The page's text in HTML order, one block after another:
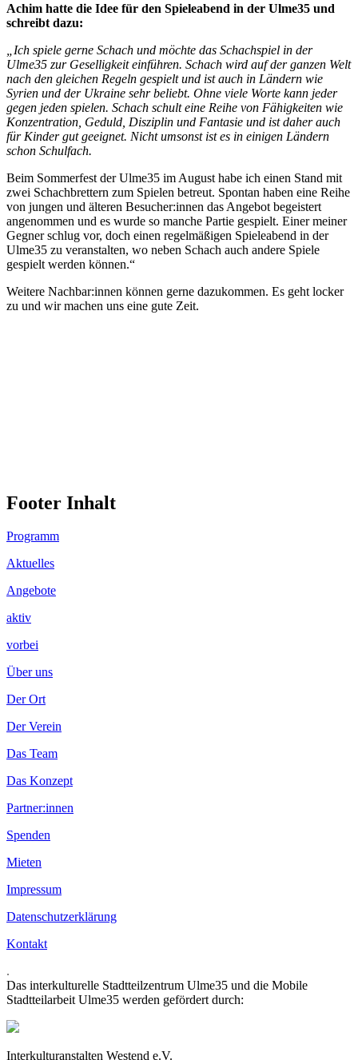
Achim hatte die Idee für den Spieleabend in der Ulme35 und
schreibt dazu:
„Ich spiele gerne Schach und möchte das Schachspiel in der
Ulme35 zur Geselligkeit einführen. Schach wird auf der ganzen Welt
nach den gleichen Regeln gespielt und ist auch in Ländern wie
Syrien und der Ukraine sehr beliebt. Ohne viele Worte kann jeder
gegen jeden spielen. Schach schult eine Reihe von Fähigkeiten wie
Konzentration, Geduld, Disziplin und Fantasie und ist daher auch
für Kinder gut geeignet. Nicht umsonst ist es in einigen Ländern
schon Schulfach.
Beim Sommerfest der Ulme35 im August habe ich einen Stand mit
zwei Schachbrettern zum Spielen betreut. Spontan haben eine Reihe
von jungen und älteren Besucher:innen das Angebot begeistert
angenommen und es wurde so manche Partie gespielt. Einer meiner
Gegner schlug vor, doch einen regelmäßigen Spieleabend in der
Ulme35 zu veranstalten, wo neben Schach auch andere Spiele
gespielt werden können.“
Weitere Nachbar:innen können gerne dazukommen. Es geht locker
zu und wir machen uns eine gute Zeit.
Footer Inhalt
Programm
Aktuelles
Angebote
aktiv
vorbei
Über uns
Der Ort
Der Verein
Das Team
Das Konzept
Partner:innen
Spenden
Mieten
Impressum
Datenschutzerklärung
Kontakt
.
Das interkulturelle Stadtteilzentrum Ulme35 und die Mobile
Stadtteilarbeit Ulme35 werden gefördert durch:
Interkulturanstalten Westend e.V.